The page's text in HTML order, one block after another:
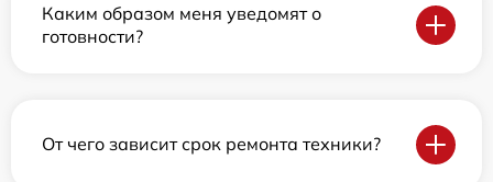
Каким образом меня уведомят о
готовности?
От чего зависит срок ремонта техники?